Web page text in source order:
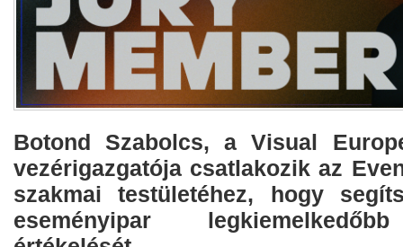
Botond Szabolcs, a Visual
vezérigazgatója csatlakozik az
szakmai testületéhez, hogy
eseményipar